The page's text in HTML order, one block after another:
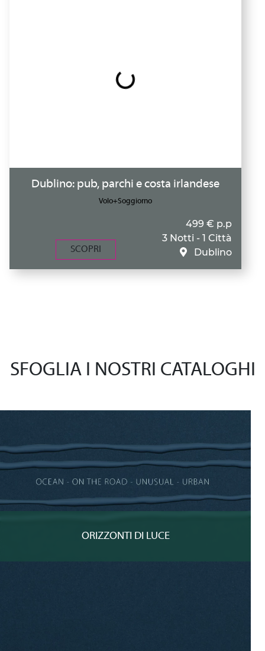
Dublino: pub, parchi e costa irlandese
Volo+Soggiorno
SCOPRI
499 € p.p
3 Notti - 1 Città
Dublino
SFOGLIA I NOSTRI CATALOGHI
ORIZZONTI DI LUCE